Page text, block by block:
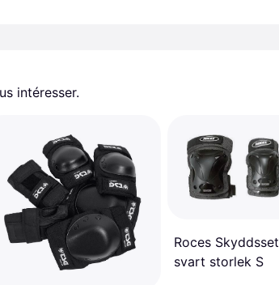
intéresser.
Roces
svart storlek S